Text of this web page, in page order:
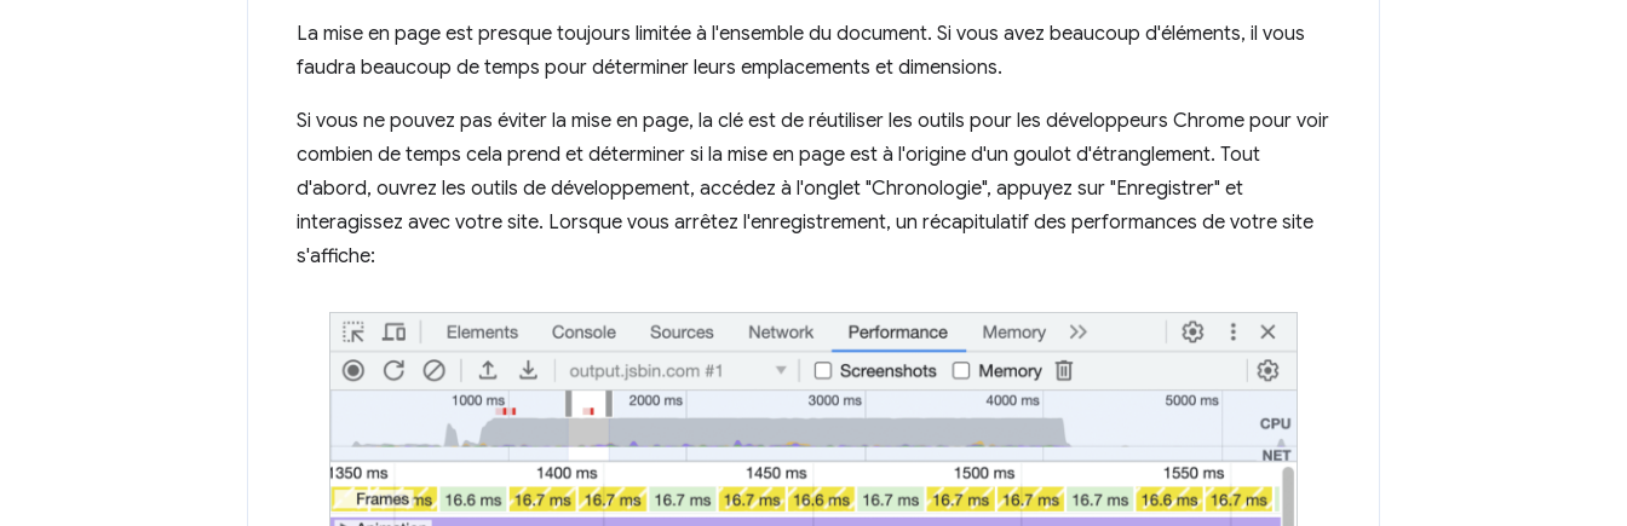
La mise en page est presque toujours limitée à l'ensemble du document. Si vous avez beaucoup d'éléments, il vous
faudra beaucoup de temps pour déterminer leurs emplacements et dimensions.
Si vous ne pouvez pas éviter la mise en page, la clé est de réutiliser les outils pour les développeurs Chrome pour voir
combien de temps cela prend et déterminer si la mise en page est à l'origine d'un goulot d'étranglement. Tout
d'abord, ouvrez les outils de développement, accédez à l'onglet "Chronologie", appuyez sur "Enregistrer" et
interagissez avec votre site. Lorsque vous arrêtez l'enregistrement, un récapitulatif des performances de votre site
s'affiche: